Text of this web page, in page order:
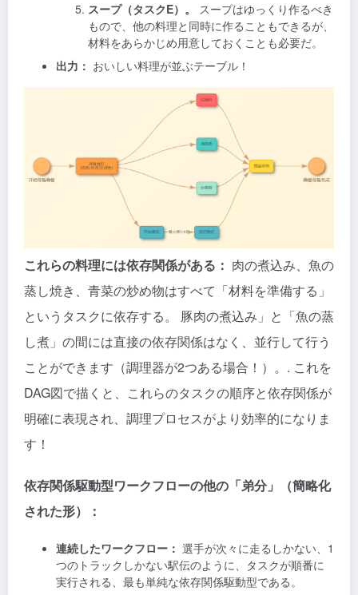
スープ（タスクE）。
スープはゆっくり作るべき
もので、他の料理と同時に作ることもできるが、
材料をあらかじめ用意しておくことも必要だ。
出力： おいしい料理が並ぶテーブル！
これらの料理には依存関係がある： 肉の煮込み、魚の
蒸し焼き、青菜の炒め物はすべて「材料を準備する」
というタスクに依存する。 豚肉の煮込み」と「魚の蒸
し煮」の間には直接の依存関係はなく、並行して行う
ことができます（調理器が2つある場合！）。. これを
DAG図で描くと、これらのタスクの順序と依存関係が
明確に表現され、調理プロセスがより効率的になりま
す！
依存関係駆動型ワークフローの他の「弟分」（簡略化
された形）：
連続したワークフロー： 選手が次々に走るしかない、1
つのトラックしかない駅伝のように、タスクが順番に
実行される、最も単純な依存関係駆動型である。